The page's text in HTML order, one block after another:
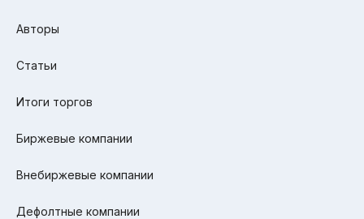
Авторы
Статьи
Итоги торгов
Биржевые компании
Внебиржевые компании
Дефолтные компании